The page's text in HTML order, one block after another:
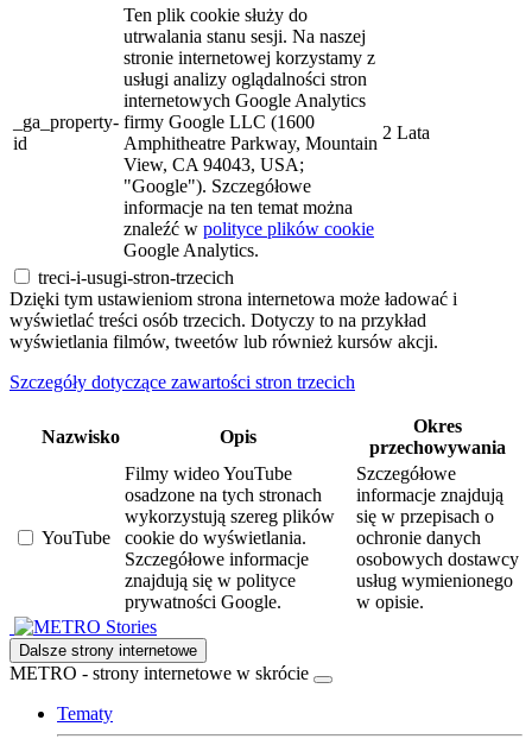
_ga_property-
id
Ten plik cookie służy do
utrwalania stanu sesji. Na naszej
stronie internetowej korzystamy z
usługi analizy oglądalności stron
internetowych Google Analytics
firmy Google LLC (1600
Amphitheatre Parkway, Mountain
View, CA 94043, USA;
"Google"). Szczegółowe
informacje na ten temat można
znaleźć w polityce plików cookie
Google Analytics.
2 Lata
treci-i-usugi-stron-trzecich
Dzięki tym ustawieniom strona internetowa może ładować i
wyświetlać treści osób trzecich. Dotyczy to na przykład
wyświetlania filmów, tweetów lub również kursów akcji.
Szczegóły dotyczące zawartości stron trzecich
Nazwisko Opis
Okres
przechowywania
YouTube
Filmy wideo YouTube
osadzone na tych stronach
wykorzystują szereg plików
cookie do wyświetlania.
Szczegółowe informacje
znajdują się w polityce
prywatności Google.
Szczegółowe
informacje znajdują
się w przepisach o
ochronie danych
osobowych dostawcy
usług wymienionego
w opisie.
Stories
Dalsze strony internetowe
METRO - strony internetowe w skrócie
Tematy